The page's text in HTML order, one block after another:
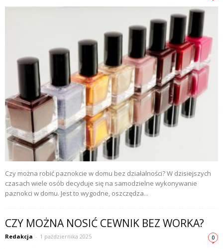
Czy można robić paznokcie w domu bez działalności? W dzisiejszych
czasach wiele osób decyduje się na samodzielne wykonywanie
paznokci w domu. Jest to wygodne, oszczędza...
CZY MOŻNA NOSIĆ CEWNIK BEZ WORKA?
Redakcja - 1 października 2025 0